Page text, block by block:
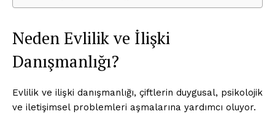
Neden Evlilik ve İlişki
Danışmanlığı?
Evlilik ve ilişki danışmanlığı, çiftlerin duygusal, psikolojik
ve iletişimsel problemleri aşmalarına yardımcı oluyor.